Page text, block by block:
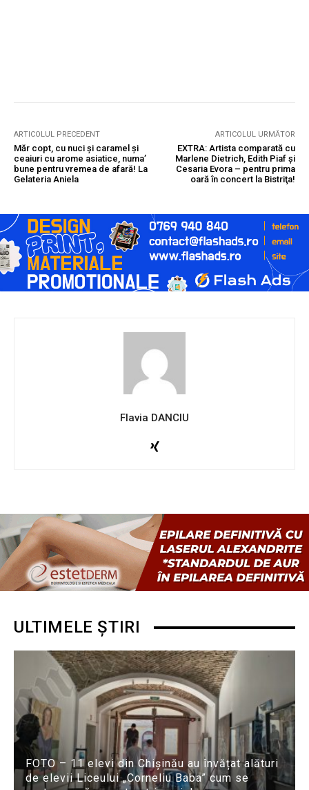
ARTICOLUL PRECEDENT
Măr copt, cu nuci și caramel și
ceaiuri cu arome asiatice, numa’
bune pentru vremea de afară! La
Gelateria Aniela
ARTICOLUL URMĂTOR
EXTRA: Artista comparată cu
Marlene Dietrich, Edith Piaf și
Cesaria Evora – pentru prima
oară în concert la Bistriţa!
Flavia DANCIU
ULTIMELE ȘTIRI
FOTO – 11 elevi din Chișinău au învățat alături
de elevii Liceului „Corneliu Baba” cum se